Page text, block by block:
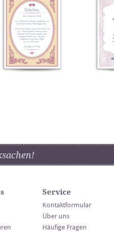
Service
Kontaktformular
Über uns
Häufige Fragen